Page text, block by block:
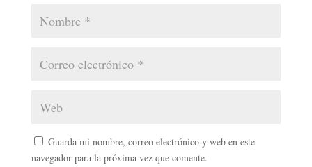
Guarda mi nombre, correo electrónico y web en este
navegador para la próxima vez que comente.